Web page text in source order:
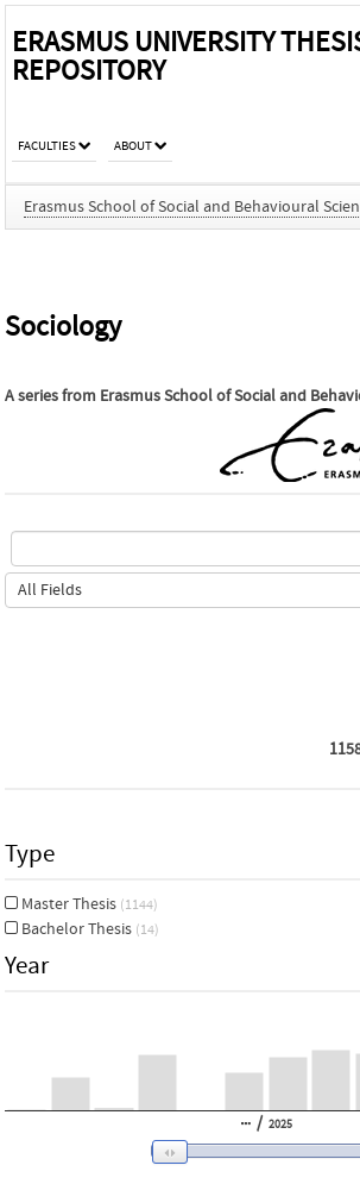
ERASMUS UNIVERSITY
REPOSITORY
FACULTIES ABOUT
Erasmus School of Social and Behavioural
Sociology
A series from Erasmus School of Social and
Type
Master Thesis (1144)
Bachelor Thesis (14)
Year
/ 2025